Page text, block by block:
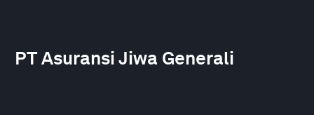
PT Asuransi Jiwa Generali